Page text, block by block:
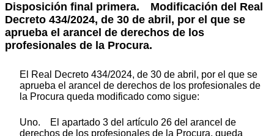
Disposición final primera. Modificación del Real
Decreto 434/2024, de 30 de abril, por el que se
aprueba el arancel de derechos de los
profesionales de la Procura.
El Real Decreto 434/2024, de 30 de abril, por el que se
aprueba el arancel de derechos de los profesionales de
la Procura queda modificado como sigue:
Uno. El apartado 3 del artículo 26 del arancel de
derechos de los profesionales de la Procura, queda